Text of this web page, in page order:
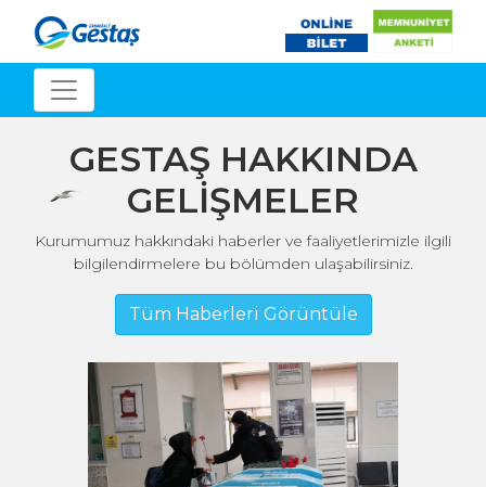
GESTAŞ HAKKINDA
GELİŞMELER
Kurumumuz hakkındaki haberler ve faaliyetlerimizle ilgili
bilgilendirmelere bu bölümden ulaşabilirsiniz.
Tüm Haberleri Görüntüle